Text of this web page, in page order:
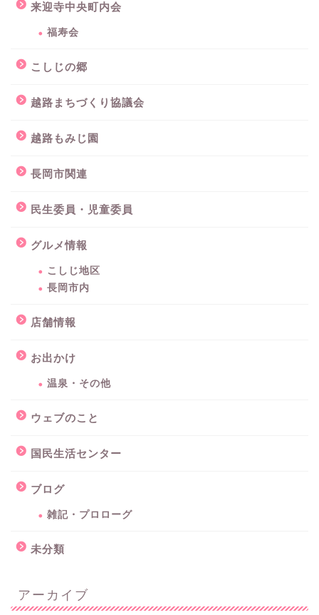
来迎寺中央町内会
福寿会
こしじの郷
越路まちづくり協議会
越路もみじ園
長岡市関連
民生委員・児童委員
グルメ情報
こしじ地区
長岡市内
店舗情報
お出かけ
温泉・その他
ウェブのこと
国民生活センター
ブログ
雑記・プロローグ
未分類
アーカイブ